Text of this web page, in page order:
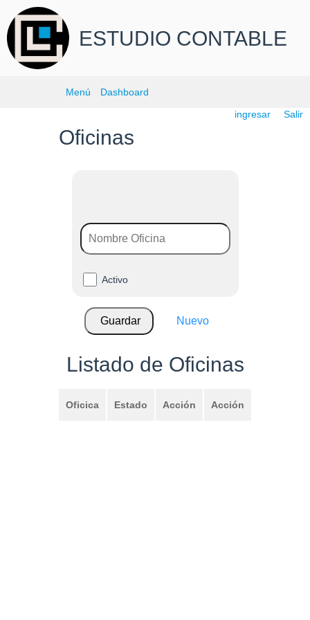
ESTUDIO CONTABLE
ingresar Salir
Menú Dashboard
Oficinas
Activo
Guardar Nuevo
Listado de Oficinas
Oficica Estado Acción Acción